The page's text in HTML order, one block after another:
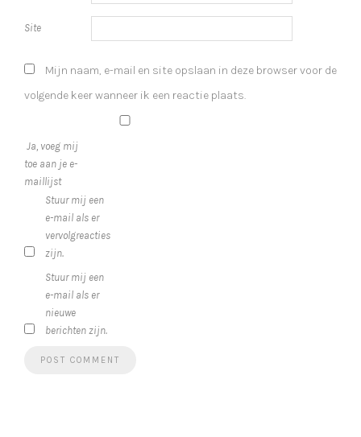
Site
Mijn naam, e-mail en site opslaan in deze browser voor de
volgende keer wanneer ik een reactie plaats.
Ja, voeg mij
toe aan je e-
maillijst
Stuur mij een
e-mail als er
vervolgreacties
zijn.
Stuur mij een
e-mail als er
nieuwe
berichten zijn.